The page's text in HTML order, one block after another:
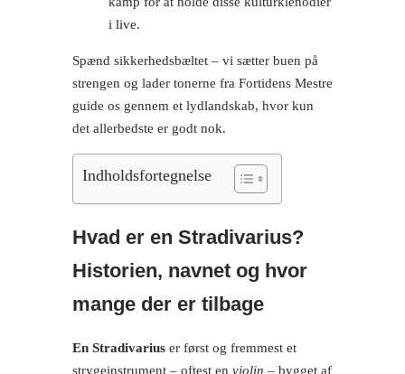
i live.
Spænd sikkerhedsbæltet – vi sætter buen på
strengen og lader tonerne fra Fortidens Mestre
guide os gennem et lydlandskab, hvor kun
det allerbedste er godt nok.
Indholdsfortegnelse
Hvad er en Stradivarius?
Historien, navnet og hvor
mange der er tilbage
En Stradivarius er først og fremmest et
strygeinstrument – oftest en violin – bygget af